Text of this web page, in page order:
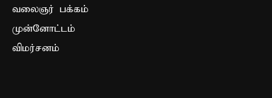
வலைஞர் பக்கம்
முன்னோட்டம்
விமர்சனம்